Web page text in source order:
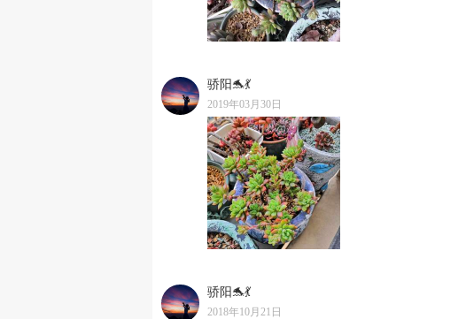
骄阳🐬💃
2019年03月30日
骄阳🐬💃
2018年10月21日